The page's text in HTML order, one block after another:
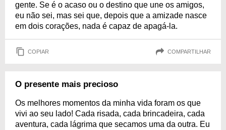
gente. Se é o acaso ou o destino que une os amigos,
eu não sei, mas sei que, depois que a amizade nasce
em dois corações, nada é capaz de apagá-la.
COPIAR COMPARTILHAR
O presente mais precioso
Os melhores momentos da minha vida foram os que
vivi ao seu lado! Cada risada, cada brincadeira, cada
aventura, cada lágrima que secamos uma da outra. Eu